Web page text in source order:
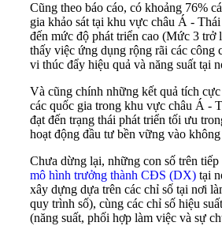
Cũng theo báo cáo, có khoảng 76%
gia khảo sát tại khu vực châu Á -
đến mức độ phát triển cao (Mức 3 trở
thấy việc ứng dụng rộng rãi các công
vi thúc đẩy hiệu quả và năng suất tại
Và cũng chính những kết quả tích
các quốc gia trong khu vực châu Á -
đạt đến trạng thái phát triển tối ưu
hoạt động đầu tư bền vững vào
Chưa dừng lại, những con số trên
mô hình trưởng thành CĐS (DX) tại
xây dựng dựa trên các chỉ số tại nơi
quy trình số), cùng các chỉ số hiệu
(năng suất, phối hợp làm việc và sự